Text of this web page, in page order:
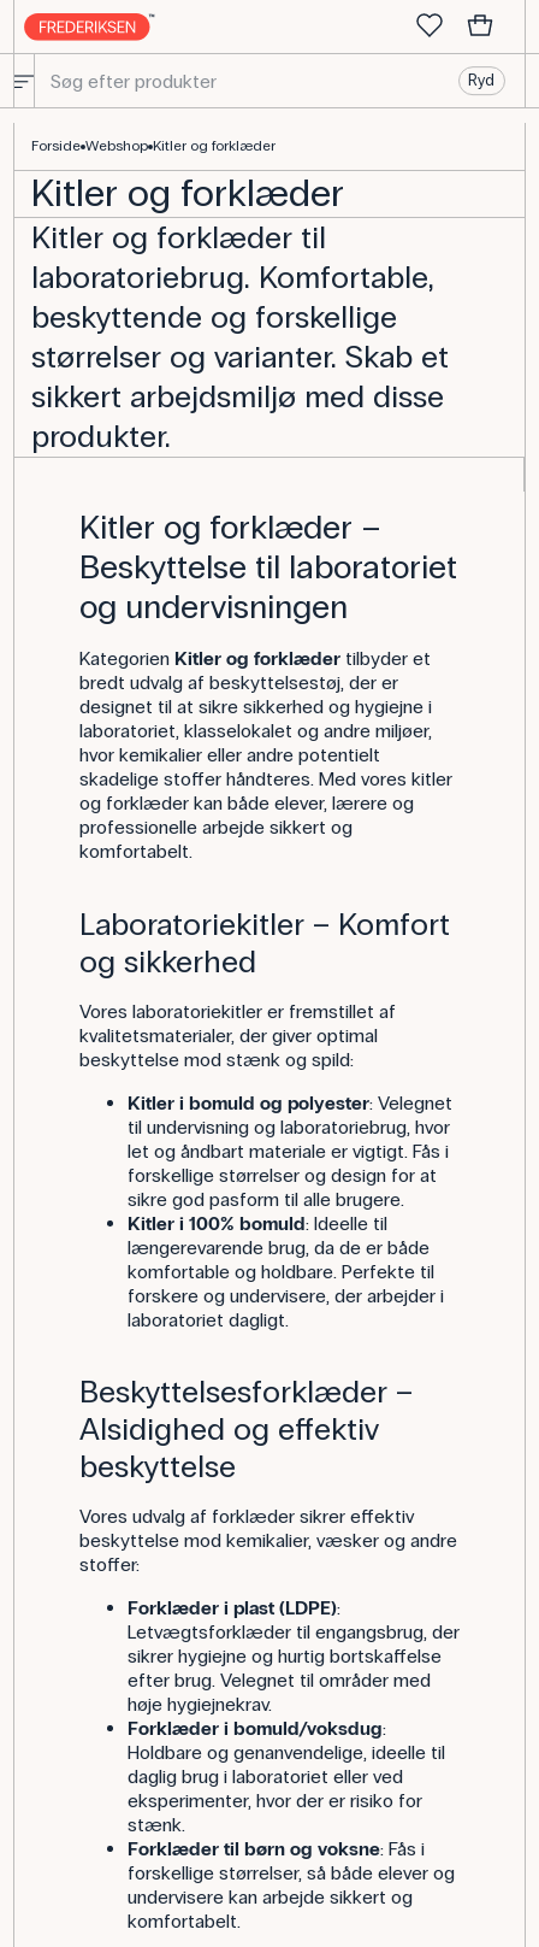
Ryd
Forside Webshop Kitler og forklæder
Kitler og forklæder
Kitler og forklæder til
laboratoriebrug. Komfortable,
beskyttende og forskellige
størrelser og varianter. Skab et
sikkert arbejdsmiljø med disse
produkter.
Kitler og forklæder –
Beskyttelse til laboratoriet
og undervisningen
Kategorien Kitler og forklædertilbyder et
bredt udvalg af beskyttelsestøj, der er
designet til at sikre sikkerhed og hygiejne i
laboratoriet, klasselokalet og andre miljøer,
hvor kemikalier eller andre potentielt
skadelige stoffer håndteres. Med vores kitler
og forklæder kan både elever, lærere og
professionelle arbejde sikkert og
komfortabelt.
Laboratoriekitler – Komfort
og sikkerhed
Vores laboratoriekitler er fremstillet af
kvalitetsmaterialer, der giver optimal
beskyttelse mod stænk og spild:
Kitler i bomuld og polyester: Velegnet
til undervisning og laboratoriebrug, hvor
let og åndbart materiale er vigtigt. Fås i
forskellige størrelser og design for at
sikre god pasform til alle brugere.
Kitler i 100% bomuld: Ideelle til
længerevarende brug, da de er både
komfortable og holdbare. Perfekte til
forskere og undervisere, der arbejder i
laboratoriet dagligt.
Beskyttelsesforklæder –
Alsidighed og effektiv
beskyttelse
Vores udvalg af forklæder sikrer effektiv
beskyttelse mod kemikalier, væsker og andre
stoffer:
Forklæder i plast (LDPE):
Letvægtsforklæder til engangsbrug, der
sikrer hygiejne og hurtig bortskaffelse
efter brug. Velegnet til områder med
høje hygiejnekrav.
Forklæder i bomuld/voksdug:
Holdbare og genanvendelige, ideelle til
daglig brug i laboratoriet eller ved
eksperimenter, hvor der er risiko for
stænk.
Forklæder til børn og voksne: Fås i
forskellige størrelser, så både elever og
undervisere kan arbejde sikkert og
komfortabelt.